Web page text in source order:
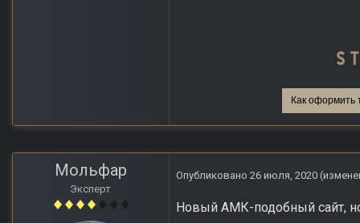
Как оформить
Мольфар
Эксперт
Опубликовано 26 июля, 2020
Новый АМК-подобный сайт,